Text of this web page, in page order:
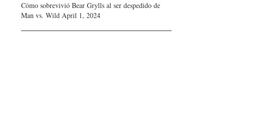
Cómo sobrevivió Bear Grylls al ser despedido de
Man vs. Wild April 1, 2024